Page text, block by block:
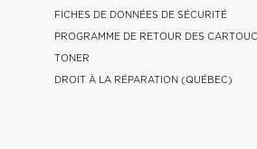
FICHES DE DONNÉES DE SÉCURITÉ
PROGRAMME DE RETOUR DES
TONER
DROIT À LA RÉPARATION (QUÉBEC)